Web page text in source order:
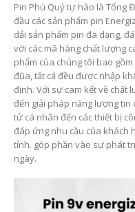
Pin Phú Quý tự hào là Tổng
đầu các sản phẩm pin
dải sản phẩm pin đa dạng,
với các mã hàng chất lượng
phẩm của chúng tôi bao
đũa, tất cả đều được nhập
định. Với sự cam kết về chất
đến giải pháp năng lượng tin
tử cá nhân đến các thiết bị
đáp ứng nhu cầu của khách
tỉnh. góp phần vào sự phát
ngày.